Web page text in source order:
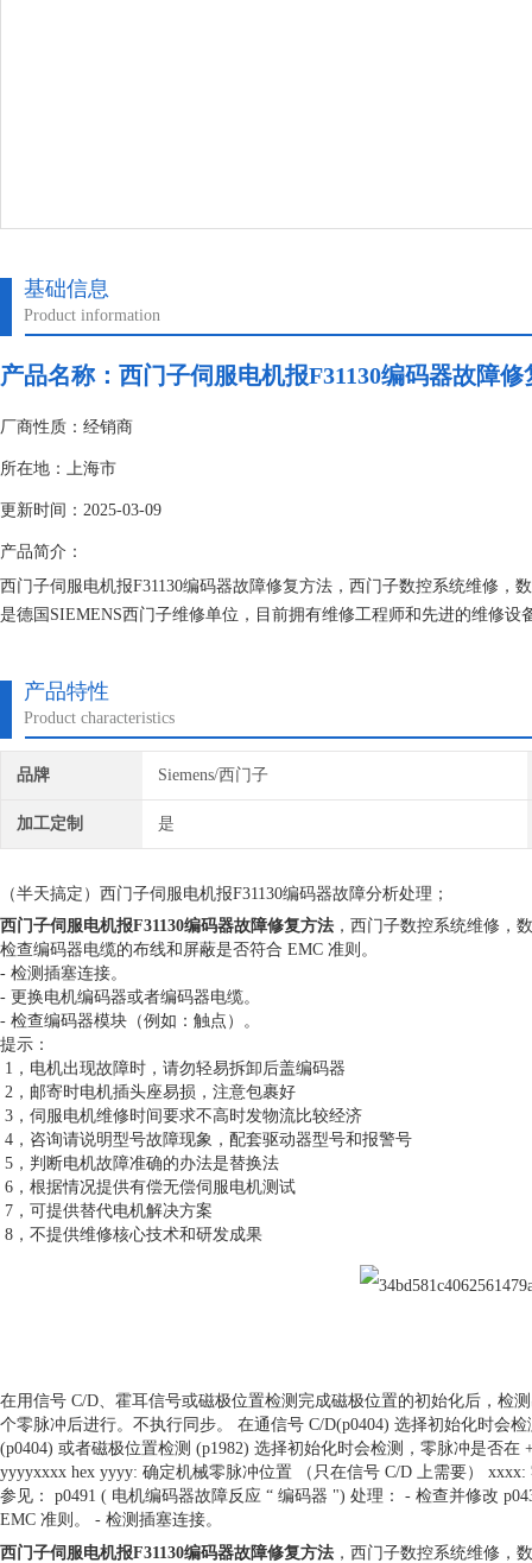
基础信息
Product information
产品名称： 西门子伺服电机报F31130编码器故障修
厂商性质：经销商
所在地：上海市
更新时间：2025-03-09
产品简介：
西门子伺服电机报F31130编码器故障修复方法，西门子数控系统维修
是德国SIEMENS西门子维修单位，目前拥有维修工程师和先进的维修
产品特性
Product characteristics
品牌 Siemens/西门子
加工定制 是
（半天搞定）西门子伺服电机报F31130编码器故障分析处理；
西门子伺服电机报F31130编码器故障修复方法 ，西门子数控系统维修，
检查编码器电缆的布线和屏蔽是否符合 EMC 准则。
- 检测插塞连接。
- 更换电机编码器或者编码器电缆。
- 检查编码器模块（例如：触点）。
提示：
1，电机出现故障时，请勿轻易拆卸后盖编码器
2，邮寄时电机插头座易损，注意包裹好
3，伺服电机维修时间要求不高时发物流比较经济
4，咨询请说明型号故障现象，配套驱动器型号和报警号
5，判断电机故障准确的办法是替换法
6，根据情况提供有偿无偿伺服电机测试
7，可提供替代电机解决方案
8，不提供维修核心技术和研发成果
在用信号 C/D、霍耳信号或磁极位置检测完成磁极位置的初始化后，检
个零脉冲后进行。不执行同步。 在通信号 C/D(p0404) 选择初始化时会
(p0404) 或者磁极位置检测 (p1982) 选择初始化时会检测，零脉冲是否
yyyyxxxx hex yyyy: 确定机械零脉冲位置 （只在信号 C/D 上需要）
参见： p0491 ( 电机编码器故障反应 “ 编码器 ") 处理： - 检查并修改
EMC 准则。 - 检测插塞连接。
西门子伺服电机报F31130编码器故障修复方法 ，西门子数控系统维修，